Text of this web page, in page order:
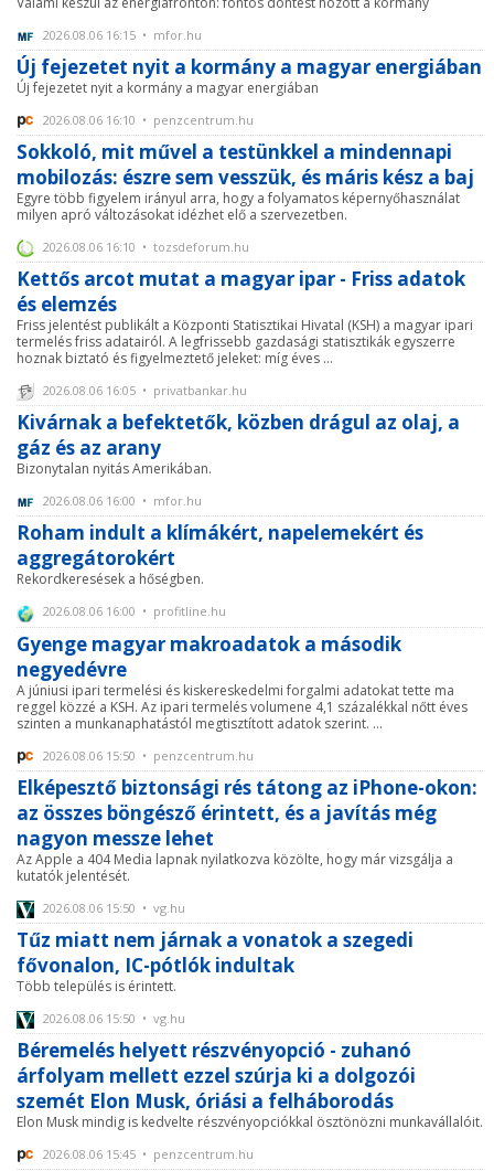
2026.08.06 16:15 • mfor.hu
Új fejezetet nyit a kormány a magyar energiában
Új fejezetet nyit a kormány a magyar energiában
2026.08.06 16:10 • penzcentrum.hu
Sokkoló, mit művel a testünkkel a mindennapi
mobilozás: észre sem vesszük, és máris kész a baj
Egyre több figyelem irányul arra, hogy a folyamatos képernyőhasználat
milyen apró változásokat idézhet elő a szervezetben.
2026.08.06 16:10 • tozsdeforum.hu
Kettős arcot mutat a magyar ipar - Friss adatok
és elemzés
Friss jelentést publikált a Központi Statisztikai Hivatal (KSH) a magyar ipari
termelés friss adatairól. A legfrissebb gazdasági statisztikák egyszerre
hoznak biztató és figyelmeztető jeleket: míg éves ...
2026.08.06 16:05 • privatbankar.hu
Kivárnak a befektetők, közben drágul az olaj, a
gáz és az arany
Bizonytalan nyitás Amerikában.
2026.08.06 16:00 • mfor.hu
Roham indult a klímákért, napelemekért és
aggregátorokért
Rekordkeresések a hőségben.
2026.08.06 16:00 • profitline.hu
Gyenge magyar makroadatok a második
negyedévre
A júniusi ipari termelési és kiskereskedelmi forgalmi adatokat tette ma
reggel közzé a KSH. Az ipari termelés volumene 4,1 százalékkal nőtt éves
szinten a munkanaphatástól megtisztított adatok szerint. ...
2026.08.06 15:50 • penzcentrum.hu
Elképesztő biztonsági rés tátong az iPhone-okon:
az összes böngésző érintett, és a javítás még
nagyon messze lehet
Az Apple a 404 Media lapnak nyilatkozva közölte, hogy már vizsgálja a
kutatók jelentését.
2026.08.06 15:50 • vg.hu
Tűz miatt nem járnak a vonatok a szegedi
fővonalon, IC-pótlók indultak
Több település is érintett.
2026.08.06 15:50 • vg.hu
Béremelés helyett részvényopció - zuhanó
árfolyam mellett ezzel szúrja ki a dolgozói
szemét Elon Musk, óriási a felháborodás
Elon Musk mindig is kedvelte részvényopciókkal ösztönözni munkavállalóit.
2026.08.06 15:45 • penzcentrum.hu